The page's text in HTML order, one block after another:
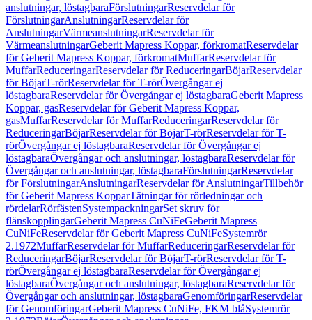
anslutningar, löstagbaraFörslutningarReservdelar för
FörslutningarAnslutningarReservdelar för
AnslutningarVärmeanslutningarReservdelar för
VärmeanslutningarGeberit Mapress Koppar, förkromatReservdelar
för Geberit Mapress Koppar, förkromatMuffarReservdelar för
MuffarReduceringarReservdelar för ReduceringarBöjarReservdelar
för BöjarT-rörReservdelar för T-rörÖvergångar ej
löstagbaraReservdelar för Övergångar ej löstagbaraGeberit Mapress
Koppar, gasReservdelar för Geberit Mapress Koppar,
gasMuffarReservdelar för MuffarReduceringarReservdelar för
ReduceringarBöjarReservdelar för BöjarT-rörReservdelar för T-
rörÖvergångar ej löstagbaraReservdelar för Övergångar ej
löstagbaraÖvergångar och anslutningar, löstagbaraReservdelar för
Övergångar och anslutningar, löstagbaraFörslutningarReservdelar
för FörslutningarAnslutningarReservdelar för AnslutningarTillbehör
för Geberit Mapress KopparTätningar för rörledningar och
rördelarRörfästenSystempackningarSet skruv för
flänskopplingarGeberit Mapress CuNiFeGeberit Mapress
CuNiFeReservdelar för Geberit Mapress CuNiFeSystemrör
2.1972MuffarReservdelar för MuffarReduceringarReservdelar för
ReduceringarBöjarReservdelar för BöjarT-rörReservdelar för T-
rörÖvergångar ej löstagbaraReservdelar för Övergångar ej
löstagbaraÖvergångar och anslutningar, löstagbaraReservdelar för
Övergångar och anslutningar, löstagbaraGenomföringarReservdelar
för GenomföringarGeberit Mapress CuNiFe, FKM blåSystemrör